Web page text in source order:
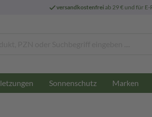
versandkostenfreiab 29 € und für E-
Sonnenschutz Marken